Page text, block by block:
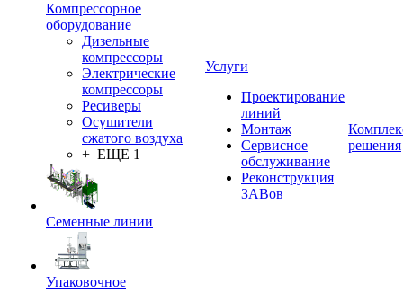
Компрессорное
оборудование
Дизельные
компрессоры
Электрические
компрессоры
Ресиверы
Осушители
сжатого воздуха
+ ЕЩЕ 1
Семенные линии
Упаковочное
Услуги
Проектирование
линий
Монтаж
Сервисное
обслуживание
Реконструкция
ЗАВов
решения